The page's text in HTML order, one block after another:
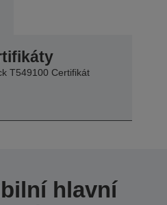
T549100 Certifikát
hlavní